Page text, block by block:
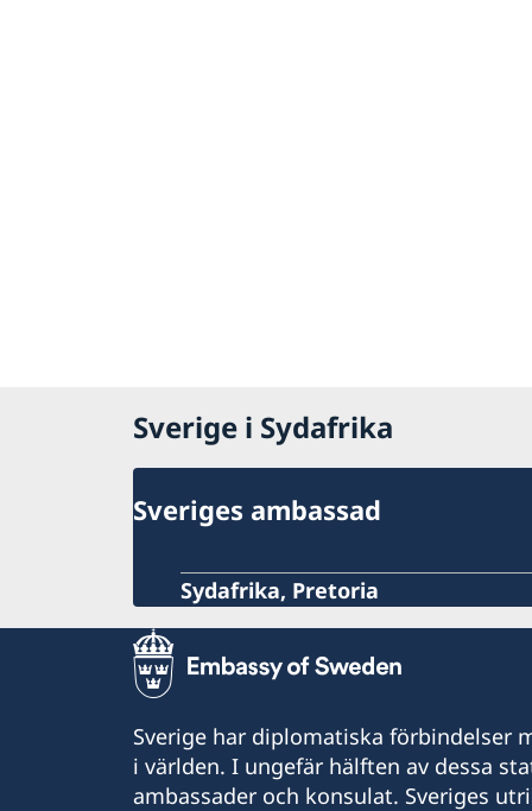
Sverige i Sydafrika
Sveriges ambassad
Sydafrika, Pretoria
Sverige har diplomatiska förbindelser
i världen. I ungefär hälften av dessa
ambassader och konsulat. Sveriges